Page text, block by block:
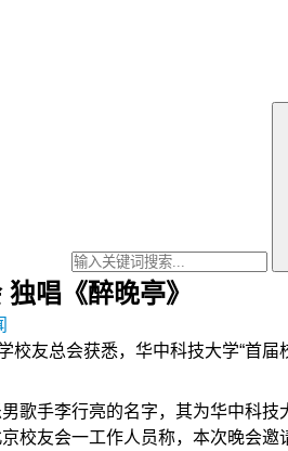
唱《醉晚亭》
总会获悉，华中科技大学“首届
手李行亮的名字，其为华中科技
友会一工作人员称，本次晚会邀